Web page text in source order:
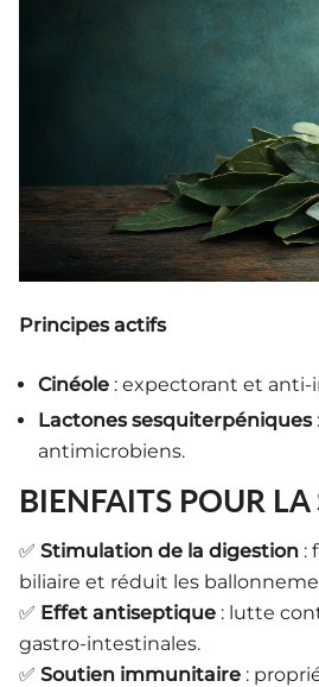
Principes actifs
Cinéole : expectorant et
Lactones sesquiterpéniques
antimicrobiens.
BIENFAITS POUR LA
✅ Stimulation de la digestion :
biliaire et réduit les
✅ Effet antiseptique : lutte
gastro-intestinales.
✅ Soutien immunitaire :